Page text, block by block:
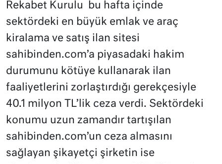
Rekabet Kurulu bu hafta içinde
sektördeki en büyük emlak ve araç
kiralama ve satış ilan sitesi
sahibinden.com’a piyasadaki hakim
durumunu kötüye kullanarak ilan
faaliyetlerini zorlaştırdığı gerekçesiyle
40.1 milyon TL’lik ceza verdi. Sektördeki
konumu uzun zamandır tartışılan
sahibinden.com’un ceza almasını
sağlayan şikayetçi şirketin ise